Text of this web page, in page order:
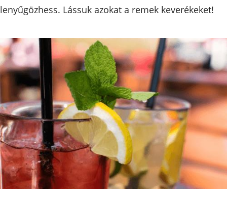
lenyűgözhess. Lássuk azokat a remek keverékeket!